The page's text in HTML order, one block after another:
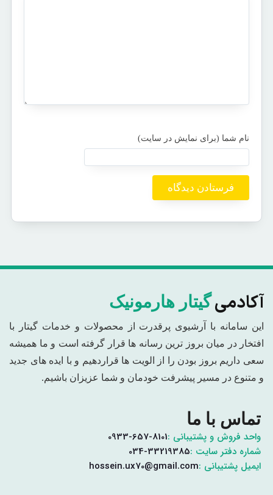
آکادمیگیتار هارمونیک
این سامانه با آرشیوی پرقدرت از محصولات و خدمات گیتار با
افتخار در میان بروز ترین رسانه ها قرار گرفته است و ما همیشه
سعی داریم بروز بودن را از الویت ها قراردهیم و با ایده های جدید
و متنوع در مسیر پیشرفت خودمان و شما عزیزان باشیم.
تماس با ما
واحد فروش و پشتیبانی :0933-657-8101
شماره دفتر سایت :034-33219385
ایمیل پشتیبانی :hossein.ux70@gmail.com